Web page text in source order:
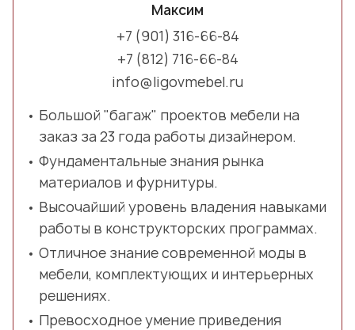
Максим
+7 (901) 316-66-84
+7 (812) 716-66-84
info@ligovmebel.ru
Большой "багаж" проектов мебели на
заказ за 23 года работы дизайнером.
Фундаментальные знания рынка
материалов и фурнитуры.
Высочайший уровень владения навыками
работы в конструкторских программах.
Отличное знание современной моды в
мебели, комплектующих и интерьерных
решениях.
Превосходное умение приведения